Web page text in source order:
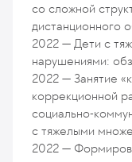
со сложной
дистанционного
2022 — Дети с
нарушениями:
2022 — Занятие
коррекционной
социально-
с тяжелыми
2022 —